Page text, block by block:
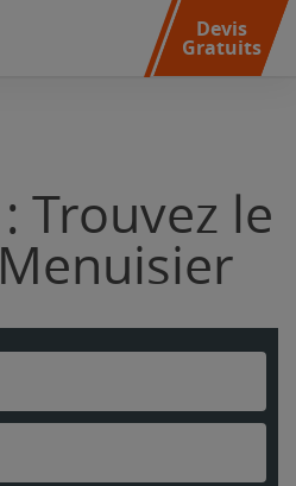
Devis
Gratuits
Trouvez le